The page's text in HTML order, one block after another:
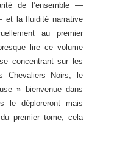
de l’ensemble —
et la fluidité narrative
au premier
lire ce volume
concentrant sur les
Chevaliers Noirs, le
» bienvenue dans
le déploreront mais
premier tome, cela